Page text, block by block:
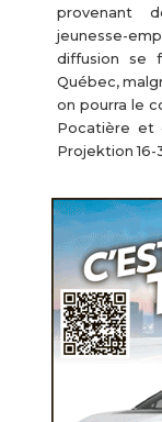
provenant
jeunesse-
diffusion se
Québec,
on pourra le
Pocatière et
Projektion 16-